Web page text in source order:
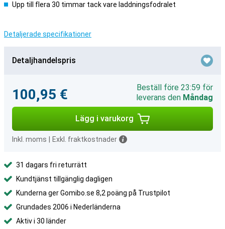
Upp till flera 30 timmar tack vare laddningsfodralet
Detaljerade specifikationer
Detaljhandelspris
100,95 €
Beställ före 23:59 för
leverans den Måndag
Lägg i varukorg
Inkl. moms Exkl. fraktkostnader
31 dagars fri returrätt
Kundtjänst tillgänglig dagligen
Kunderna ger Gomibo.se 8,2 poäng på Trustpilot
Grundades 2006 i Nederländerna
Aktiv i 30 länder